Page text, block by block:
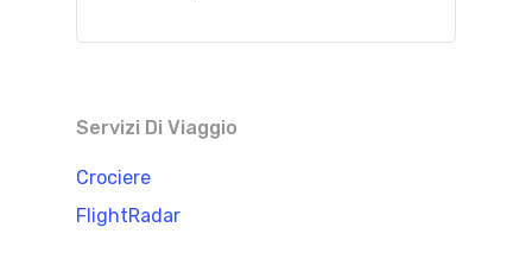
Servizi Di Viaggio
Crociere
FlightRadar